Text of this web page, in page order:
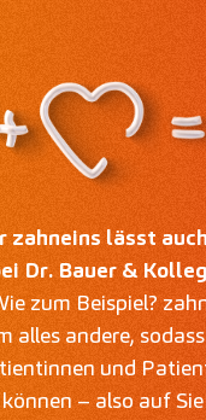
zahneins lässt
Dr. Bauer &
zum Beispiel?
alles andere,
und
– also auf